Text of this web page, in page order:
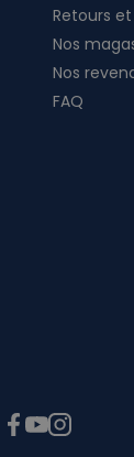
Retours
Nos
Nos
FAQ